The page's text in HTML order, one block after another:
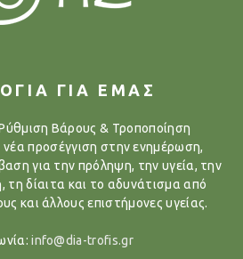
ΓΙΑ ΕΜΑΣ
Βάρους & Τροποποίηση
προσέγγιση στην ενημέρωση,
για την πρόληψη, την υγεία, την
τη δίαιτα και το αδυνάτισμα από
και άλλους επιστήμονες υγείας.
info@dia-trofis.gr